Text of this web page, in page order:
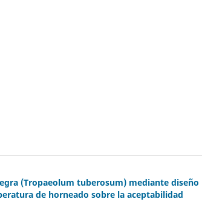
(Tropaeolum tuberosum) mediante diseño
de horneado sobre la aceptabilidad